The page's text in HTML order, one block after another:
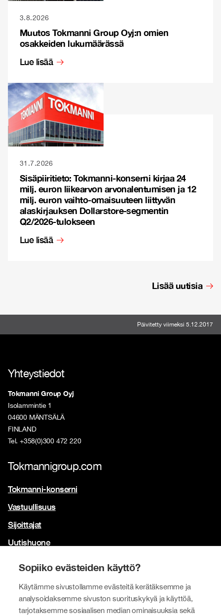
Sopiiko evästeiden käyttö?
Käytämme sivustollamme evästeitä kerätäksemme ja
analysoidaksemme sivuston suorituskykyä ja käyttöä,
tarjotaksemme sosiaalisen median ominaisuuksia sekä
3.8.2026
Muutos Tokmanni Group Oyj:n omien
osakkeiden lukumäärässä
Lue lisää
31.7.2026
Sisäpiiritieto: Tokmanni-konserni kirjaa 24
milj. euron liikearvon arvonalentumisen ja 12
milj. euron vaihto-omaisuuteen liittyvän
alaskirjauksen Dollarstore-segmentin
Q2/2026-tulokseen
Lue lisää
Lisää uutisia
Päivitetty viimeksi 5.12.2017
Yhteystiedot
Tokmanni Group Oyj
Isolammintie 1
04600 MÄNTSÄLÄ
FINLAND
Tel. +358(0)300 472 220
Tokmannigroup.com
Tokmanni-konserni
Vastuullisuus
Sijoittajat
Uutishuone
Brändimme
Tokmanni